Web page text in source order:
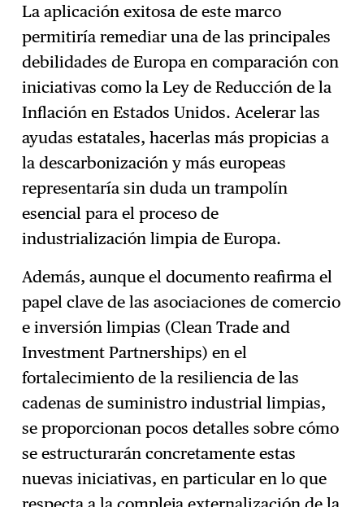
La aplicación exitosa de este marco
permitiría remediar una de las principales
debilidades de Europa en comparación con
iniciativas como la Ley de Reducción de la
Inflación en Estados Unidos. Acelerar las
ayudas estatales, hacerlas más propicias a
la descarbonización y más europeas
representaría sin duda un trampolín
esencial para el proceso de
industrialización limpia de Europa.
Además, aunque el documento reafirma el
papel clave de las asociaciones de comercio
e inversión limpias (Clean Trade and
Investment Partnerships) en el
fortalecimiento de la resiliencia de las
cadenas de suministro industrial limpias,
se proporcionan pocos detalles sobre cómo
se estructurarán concretamente estas
nuevas iniciativas, en particular en lo que